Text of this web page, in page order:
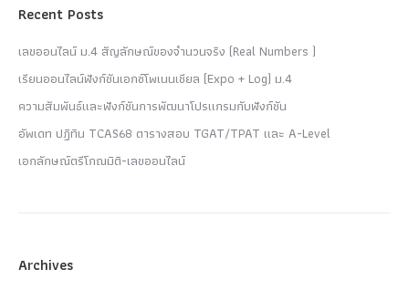
Recent Posts
เลขออนไลน์ ม.4 สัญลักษณ์ของจำนวนจริง (Real Numbers )
เรียนออนไลน์ฟังก์ชันเอกซ์โพเนนเชียล (Expo + Log) ม.4
ความสัมพันธ์และฟังก์ชันการพัฒนาโปรแกรมกับฟังก์ชัน
อัพเดท ปฏิทิน TCAS68 ตารางสอบ TGAT/TPAT และ A-Level
เอกลักษณ์ตรีโกณมิติ-เลขออนไลน์
Archives